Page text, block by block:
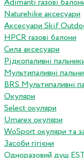
Adimanti газові
Naturehike аксесуари
Аксесуари Skif
HPCR газові балони
Сила аксесуари
Рідкопаливні
Мультипаливні
BRS Мультипаливні
Окуляри
Select окуляри
Umarex окуляри
WoSport окуляри та
Засоби гігієни
Одноразовий душ